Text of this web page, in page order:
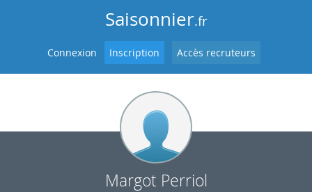
Saisonnier.fr
Connexion Inscription Accès recruteurs
Margot Perriol